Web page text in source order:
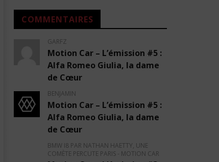
2020
COMMENTAIRES
GARFZ
Motion Car – L’émission #5 :
Alfa Romeo Giulia, la dame
de Cœur
BENJAMIN
Motion Car – L’émission #5 :
Alfa Romeo Giulia, la dame
de Cœur
BMW I8 PAR NATHAN HAETTY, UNE
COMÈTE PERCUTE PARIS - MOTION CAR